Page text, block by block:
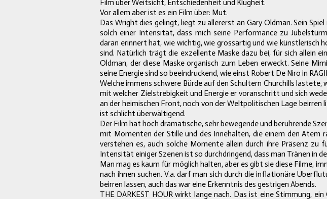
Film über Weitsicht, Entschiedenheit und Klugheit.
Vor allem aber ist es ein Film über: Mut.
Das Wright dies gelingt, liegt zu allererst an Gary Oldman. Sein
solch einer Intensität, dass mich seine Performance zu
daran erinnert hat, wie wichtig, wie grossartig und wie künstlerisch
sind. Natürlich trägt die exzellente Maske dazu bei, für sich allein
Oldman, der diese Maske organisch zum Leben erweckt. Seine
seine Energie sind so beeindruckend, wie einst Robert De Niro in
Welche immens schwere Bürde auf den Schultern Churchills lastete,
mit welcher Zielstrebigkeit und Energie er voranschritt und sich
an der heimischen Front, noch von der Weltpolitischen Lage beirren
ist schlicht überwältigend.
Der Film hat hoch dramatische, sehr bewegende und berührende
mit Momenten der Stille und des Innehalten, die einem den Atem
verstehen es, auch solche Momente allein durch ihre Präsenz zu
Intensität einiger Szenen ist so durchdringend, dass man Tränen in
Man mag es kaum für möglich halten, aber es gibt sie diese Filme,
nach ihnen suchen. V.a. darf man sich durch die inflationäre
beirren lassen, auch das war eine Erkenntnis des gestrigen Abends.
THE DARKEST HOUR wirkt lange nach. Das ist eine Stimmung, ein